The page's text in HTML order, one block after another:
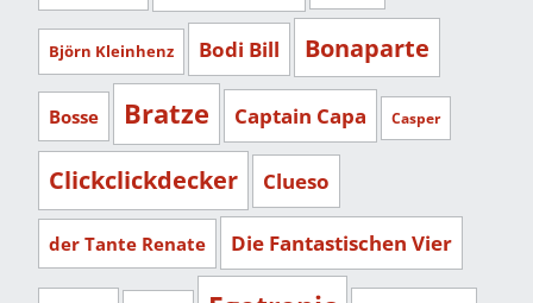
Björn Kleinhenz Bodi Bill Bonaparte
Bosse Bratze Captain Capa Casper
Clickclickdecker Clueso
der Tante Renate Die Fantastischen Vier